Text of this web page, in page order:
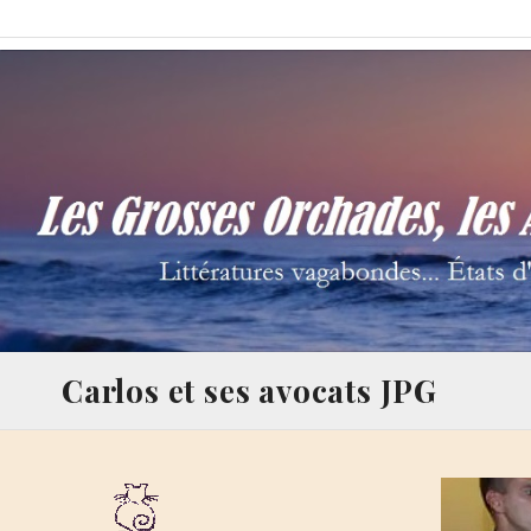
to
Les Grosses
Littératures vagabondes… États d'âme à la Thalamège…
Carlos et ses avocats JPG